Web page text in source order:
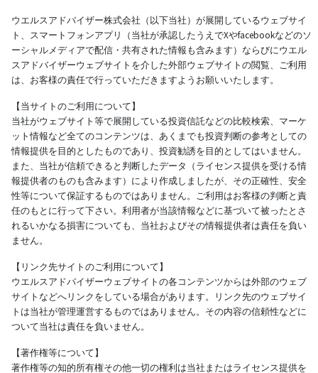
ウエルスアドバイザー株式会社（以下当社）が展開しているウェブサイ
ト、スマートフォンアプリ（当社が承認したうえでXやfacebookなどのソ
ーシャルメディアで配信・共有された情報も含みます）ならびにウエル
スアドバイザーウェブサイトを介した外部ウェブサイトの閲覧、ご利用
は、お客様の責任で行っていただきますようお願いいたします。
【当サイトのご利用について】
当社がウェブサイト等で展開している投資信託などの比較検索、マーケ
ット情報など全てのコンテンツは、あくまでも投資判断の参考としての
情報提供を目的としたものであり、投資勧誘を目的としてはいません。
また、当社が信頼できると判断したデータ（ライセンス提供を受ける情
報提供者のものも含みます）により作成しましたが、その正確性、安全
性等について保証するものではありません。ご利用はお客様の判断と責
任のもとに行って下さい。利用者が当該情報などに基づいて被ったとさ
れるいかなる損害についても、当社およびその情報提供者は責任を負い
ません。
【リンク先サイトのご利用について】
ウエルスアドバイザーウェブサイトの各コンテンツからは外部のウェブ
サイトなどへリンクをしている場合があります。リンク先のウェブサイ
トは当社が管理運営するものではありません。その内容の信頼性などに
ついて当社は責任を負いません。
【著作権等について】
著作権等の知的所有権その他一切の権利は当社またはライセンス提供を